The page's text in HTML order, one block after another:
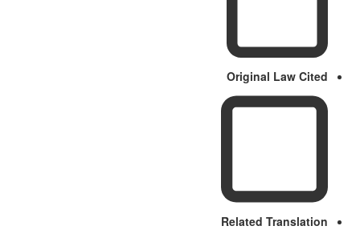
Original Law Cited
Related Translation